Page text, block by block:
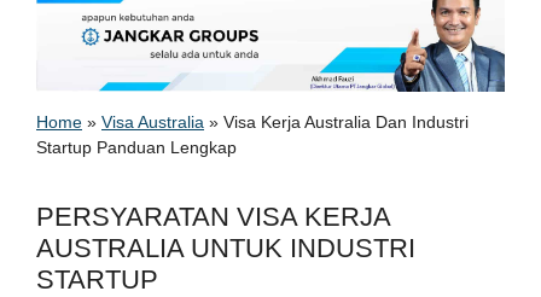
Home » Visa Australia » Visa Kerja Australia Dan Industri
Startup Panduan Lengkap
PERSYARATAN VISA KERJA
AUSTRALIA UNTUK INDUSTRI
STARTUP